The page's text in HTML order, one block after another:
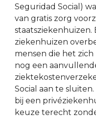
Seguridad Social)
van gratis zorg
staatsziekenhuizen.
ziekenhuizen
mensen die het
nog een
Social aan te
bij een
keuze terecht